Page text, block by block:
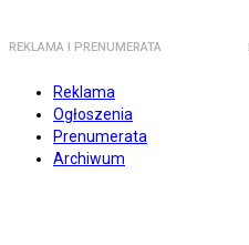
REKLAMA I PRENUMERATA
Reklama
Ogłoszenia
Prenumerata
Archiwum